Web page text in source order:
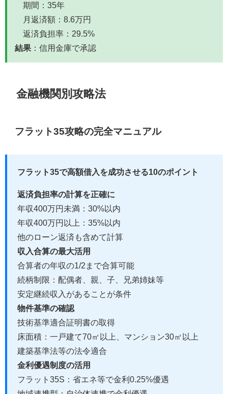
期間：35年
月返済額：8.6万円
返済負担率：29.5%
結果 ：信用金庫で承認
金融機関別攻略法
フラット35攻略の完全マニュアル
フラット35で高額借入を成功させる10のポイント
返済負担率の計算を正確に
年収400万円未満：30%以内
年収400万円以上：35%以内
他のローン返済も含めて計算
収入合算の最大活用
合算者の年収の1/2まで合算可能
続柄制限：配偶者、親、子、兄弟姉妹等
安定継続収入があることが条件
物件基準の確認
技術基準適合証明書の取得
床面積：一戸建て70㎡以上、マンション30㎡以上
建築基準法等の法令適合
金利優遇制度の活用
フラット35S：省エネ等で金利0.25%優遇